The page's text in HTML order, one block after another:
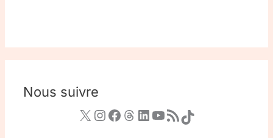
Nous suivre